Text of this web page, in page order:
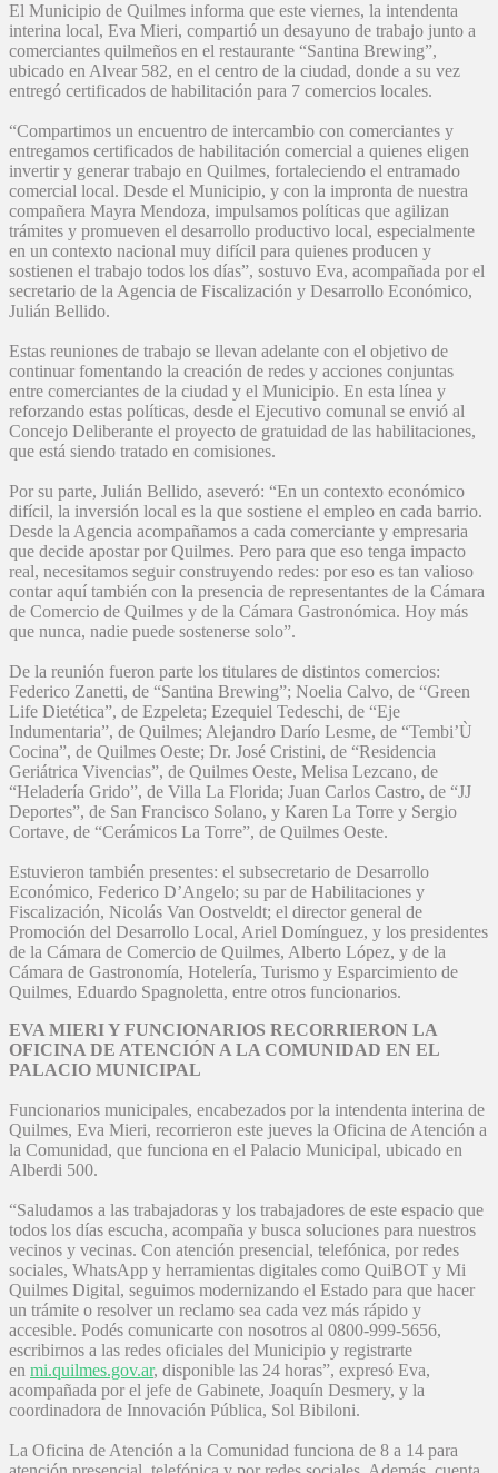
El Municipio de Quilmes informa que este viernes, la intendenta
interina local, Eva Mieri, compartió un desayuno de trabajo junto a
comerciantes quilmeños en el restaurante “Santina Brewing”,
ubicado en Alvear 582, en el centro de la ciudad, donde a su vez
entregó certificados de habilitación para 7 comercios locales.
“Compartimos un encuentro de intercambio con comerciantes y
entregamos certificados de habilitación comercial a quienes eligen
invertir y generar trabajo en Quilmes, fortaleciendo el entramado
comercial local. Desde el Municipio, y con la impronta de nuestra
compañera Mayra Mendoza, impulsamos políticas que agilizan
trámites y promueven el desarrollo productivo local, especialmente
en un contexto nacional muy difícil para quienes producen y
sostienen el trabajo todos los días”, sostuvo Eva, acompañada por el
secretario de la Agencia de Fiscalización y Desarrollo Económico,
Julián Bellido.
Estas reuniones de trabajo se llevan adelante con el objetivo de
continuar fomentando la creación de redes y acciones conjuntas
entre comerciantes de la ciudad y el Municipio. En esta línea y
reforzando estas políticas, desde el Ejecutivo comunal se envió al
Concejo Deliberante el proyecto de gratuidad de las habilitaciones,
que está siendo tratado en comisiones.
Por su parte, Julián Bellido, aseveró: “En un contexto económico
difícil, la inversión local es la que sostiene el empleo en cada barrio.
Desde la Agencia acompañamos a cada comerciante y empresaria
que decide apostar por Quilmes. Pero para que eso tenga impacto
real, necesitamos seguir construyendo redes: por eso es tan valioso
contar aquí también con la presencia de representantes de la Cámara
de Comercio de Quilmes y de la Cámara Gastronómica. Hoy más
que nunca, nadie puede sostenerse solo”.
De la reunión fueron parte los titulares de distintos comercios:
Federico Zanetti, de “Santina Brewing”; Noelia Calvo, de “Green
Life Dietética”, de Ezpeleta; Ezequiel Tedeschi, de “Eje
Indumentaria”, de Quilmes; Alejandro Darío Lesme, de “Tembi’Ù
Cocina”, de Quilmes Oeste; Dr. José Cristini, de “Residencia
Geriátrica Vivencias”, de Quilmes Oeste, Melisa Lezcano, de
“Heladería Grido”, de Villa La Florida; Juan Carlos Castro, de “JJ
Deportes”, de San Francisco Solano, y Karen La Torre y Sergio
Cortave, de “Cerámicos La Torre”, de Quilmes Oeste.
Estuvieron también presentes: el subsecretario de Desarrollo
Económico, Federico D’Angelo; su par de Habilitaciones y
Fiscalización, Nicolás Van Oostveldt; el director general de
Promoción del Desarrollo Local, Ariel Domínguez, y los presidentes
de la Cámara de Comercio de Quilmes, Alberto López, y de la
Cámara de Gastronomía, Hotelería, Turismo y Esparcimiento de
Quilmes, Eduardo Spagnoletta, entre otros funcionarios.
EVA MIERI Y FUNCIONARIOS RECORRIERON LA
OFICINA DE ATENCIÓN A LA COMUNIDAD EN EL
PALACIO MUNICIPAL
Funcionarios municipales, encabezados por la intendenta interina de
Quilmes, Eva Mieri, recorrieron este jueves la Oficina de Atención a
la Comunidad, que funciona en el Palacio Municipal, ubicado en
Alberdi 500.
“Saludamos a las trabajadoras y los trabajadores de este espacio que
todos los días escucha, acompaña y busca soluciones para nuestros
vecinos y vecinas. Con atención presencial, telefónica, por redes
sociales, WhatsApp y herramientas digitales como QuiBOT y Mi
Quilmes Digital, seguimos modernizando el Estado para que hacer
un trámite o resolver un reclamo sea cada vez más rápido y
accesible. Podés comunicarte con nosotros al 0800-999-5656,
escribirnos a las redes oficiales del Municipio y registrarte
en mi.quilmes.gov.ar, disponible las 24 horas”, expresó Eva,
acompañada por el jefe de Gabinete, Joaquín Desmery, y la
coordinadora de Innovación Pública, Sol Bibiloni.
La Oficina de Atención a la Comunidad funciona de 8 a 14 para